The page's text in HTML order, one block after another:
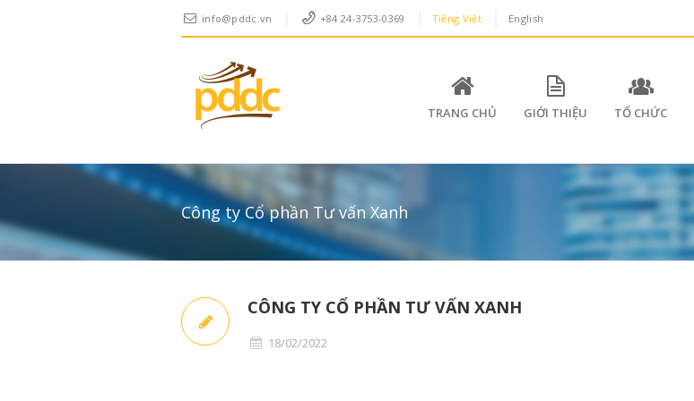
info@pddc.vn +84 24-3753-0369 Tiếng Việt English
TRANG CHỦ GIỚI THIỆU TỔ CHỨC
Công ty Cổ phần Tư vấn Xanh
CÔNG TY CỔ PHẦN TƯ VẤN XANH
18/02/2022